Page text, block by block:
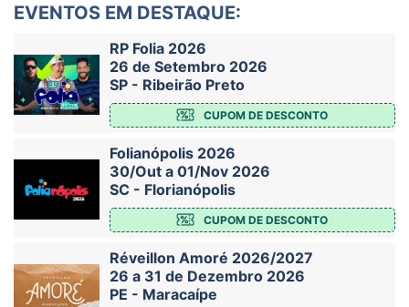
EVENTOS EM DESTAQUE:
RP Folia 2026
26 de Setembro 2026
SP - Ribeirão Preto
CUPOM DE DESCONTO
Folianópolis 2026
30/Out a 01/Nov 2026
SC - Florianópolis
CUPOM DE DESCONTO
Réveillon Amoré 2026/2027
26 a 31 de Dezembro 2026
PE - Maracaípe